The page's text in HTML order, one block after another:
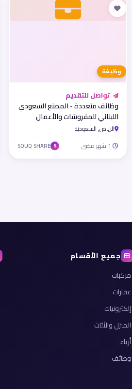
وظيفة
تواصل للتقديم
وظائف متعددة - المصنع السعودي
اللبناني للمفروشات والأعمال
الخشبية
الرياض, السعودية
S
SOUQ SHARE
جميع الأقسام
مركبات
عقارات
إلكترونيات
المنزل والأثاث
أزياء
وظائف